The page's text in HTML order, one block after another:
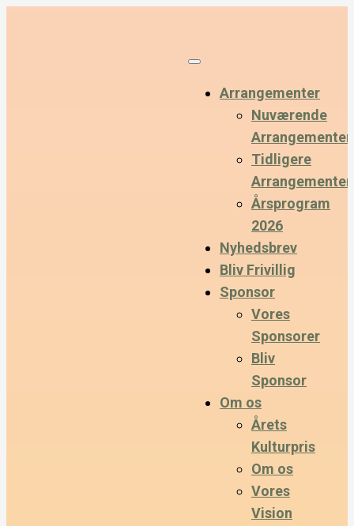
Arrangementer
Nuværende
Arrangementer
Tidligere
Arrangementer
Årsprogram
2026
Nyhedsbrev
Bliv Frivillig
Sponsor
Vores
Sponsorer
Bliv
Sponsor
Om os
Årets
Kulturpris
Om os
Vores
Vision